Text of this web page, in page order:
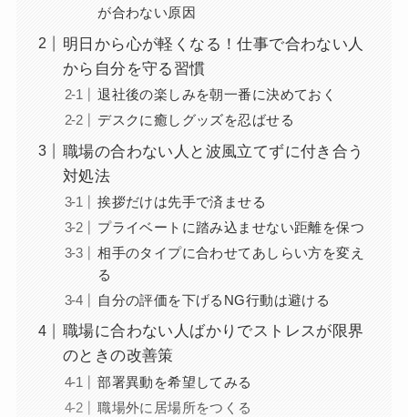
が合わない原因
明日から心が軽くなる！仕事で合わない人
から自分を守る習慣
退社後の楽しみを朝一番に決めておく
デスクに癒しグッズを忍ばせる
職場の合わない人と波風立てずに付き合う
対処法
挨拶だけは先手で済ませる
プライベートに踏み込ませない距離を保つ
相手のタイプに合わせてあしらい方を変え
る
自分の評価を下げるNG行動は避ける
職場に合わない人ばかりでストレスが限界
のときの改善策
部署異動を希望してみる
職場外に居場所をつくる